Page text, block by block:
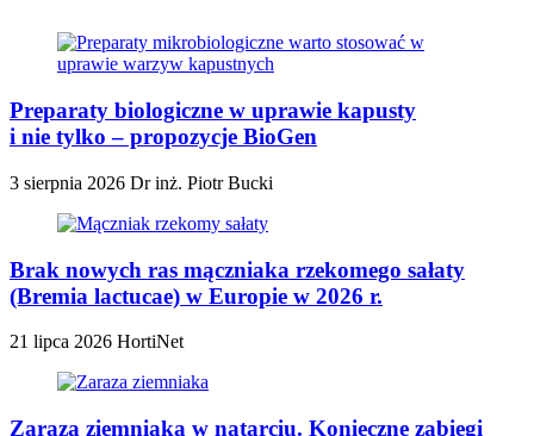
Preparaty biologiczne w uprawie kapusty
i nie tylko – propozycje BioGen
3 sierpnia 2026 Dr inż. Piotr Bucki
Brak nowych ras mączniaka rzekomego sałaty
(Bremia lactucae) w Europie w 2026 r.
21 lipca 2026 HortiNet
Zaraza ziemniaka w natarciu. Konieczne zabiegi